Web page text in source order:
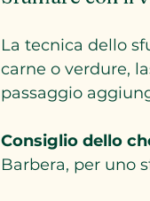
La tecnica dello
carne o verdure,
passaggio
Consiglio dello
Barbera, per uno